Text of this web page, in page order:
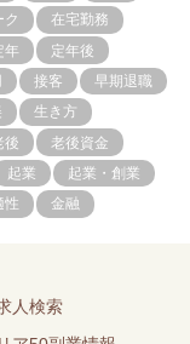
ク
在宅勤務
年
定年後
接客
早期退職
生き方
後
老後資金
起業
起業・創業
性 金融
人検索